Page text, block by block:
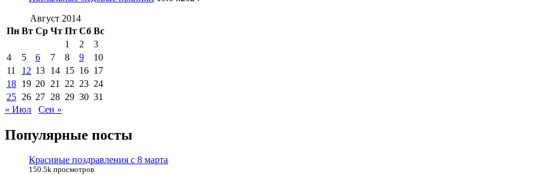
Август 2014
Пн Вт Ср Чт Пт Сб Вс
1
2
3
4
5 6 7 8 9
10
11
12 13 14 15 16 17
18 19 20 21 22 23 24
25 26 27 28 29 30 31
« Июл
Сен »
Популярные посты
Красивые поздравления с 8 марта
150.5k просмотров